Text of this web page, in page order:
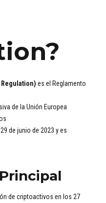
Regulation) es el Reglamento
de la Unión Europea
de junio de 2023 y es
de criptoactivos en los 27